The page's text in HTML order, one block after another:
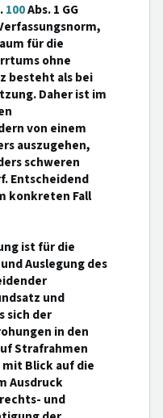
100Abs. 1 GG
für die
ohne
besteht als bei
Daher ist im
von einem
auszugehen,
schweren
Entscheidend
konkreten Fall
ist für die
Auslegung des
und
sich der
in den
Strafrahmen
Blick auf die
Ausdruck
und